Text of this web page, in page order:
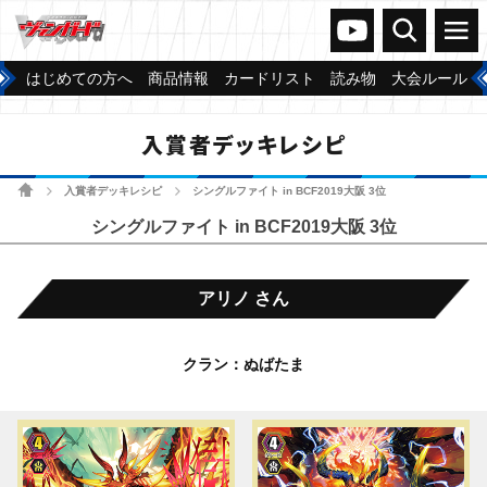
ヴァンガードch
検索 メニュー
はじめての方へ 商品情報 カードリスト 読み物 大会ルール
入賞者デッキレシピ
ホーム 入賞者デッキレシピ シングルファイト in BCF2019大阪 3位
シングルファイト in BCF2019大阪 3位
アリノ さん
クラン：ぬばたま